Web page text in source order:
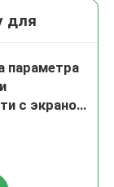
для
параметра
с экраном